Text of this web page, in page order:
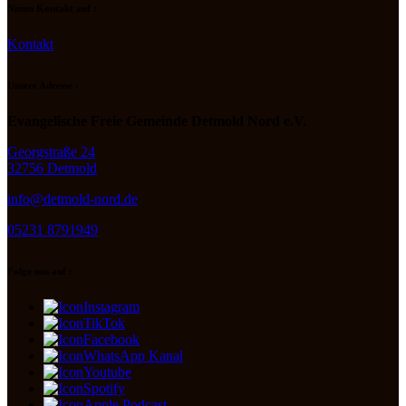
Kontakt
Georgstraße 24
32756 Detmold
info@detmold-nord.de
05231 8791949
Instagram
TikTok
Facebook
WhatsApp Kanal
Youtube
Spotify